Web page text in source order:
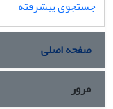
جستجوی پیشرفته
صفحه اصلی
مرور